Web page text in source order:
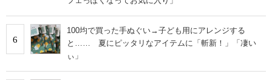
6
100均で買った手ぬぐい→子ども用にアレンジする
と…… 夏にピッタリなアイテムに「斬新！」「凄い
ぃ」